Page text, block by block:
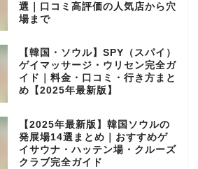
選｜口コミ高評価の人気店から穴
場まで
【韓国・ソウル】SPY（スパイ）
ゲイマッサージ・ウリセン完全ガ
イド｜料金・口コミ・行き方まと
め【2025年最新版】
【2025年最新版】韓国ソウルの
発展場14選まとめ｜おすすめゲ
イサウナ・ハッテン場・クルーズ
クラブ完全ガイド